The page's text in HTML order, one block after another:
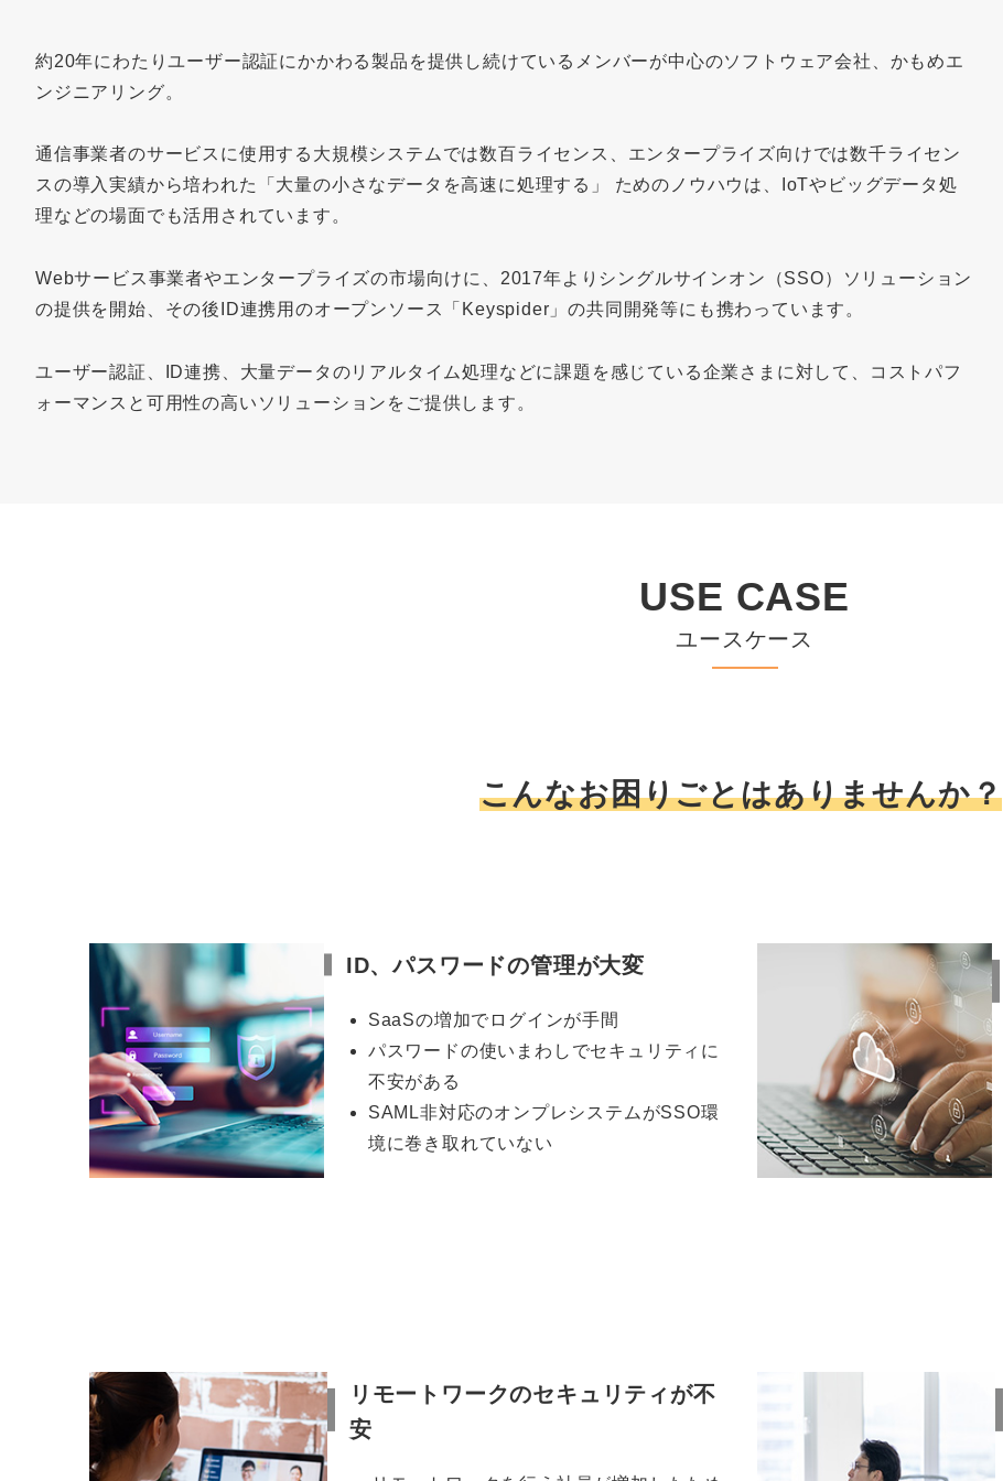
約20年にわたりユーザー認証にかかわる製品を提供し続けているメンバーが中心のソフトウェア会社、かもめエ
ンジニアリング。
通信事業者のサービスに使用する大規模システムでは数百ライセンス、エンタープライズ向けでは数千ライセン
スの導入実績から培われた「大量の小さなデータを高速に処理する」 ためのノウハウは、IoTやビッグデータ処
理などの場面でも活用されています。
Webサービス事業者やエンタープライズの市場向けに、2017年よりシングルサインオン（SSO）ソリューション
の提供を開始、その後ID連携用のオープンソース「Keyspider」の共同開発等にも携わっています。
ユーザー認証、ID連携、大量データのリアルタイム処理などに課題を感じている企業さまに対して、コストパフ
ォーマンスと可用性の高いソリューションをご提供します。
USE CASE
ユースケース
こんなお困りごとはありませんか？
ID、パスワードの管理が大変
SaaSの増加でログインが手間
パスワードの使いまわしでセキュリティに
不安がある
SAML非対応のオンプレシステムがSSO環
境に巻き取れていない
リモートワークのセキュリティが不
安